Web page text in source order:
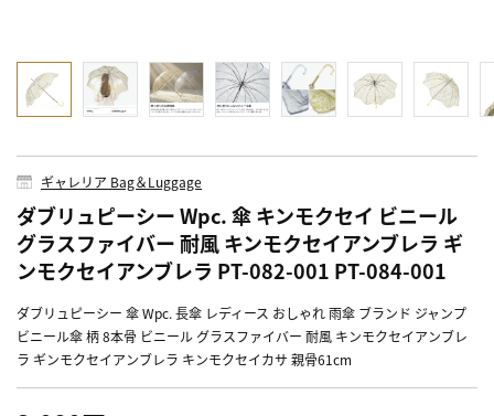
ギャレリア Bag＆Luggage
ダブリュピーシー Wpc. 傘 キンモクセイ ビニール
グラスファイバー 耐風 キンモクセイアンブレラ ギ
ンモクセイアンブレラ PT-082-001 PT-084-001
ダブリュピーシー 傘 Wpc. 長傘 レディース おしゃれ 雨傘 ブランド ジャンプ
ビニール傘 柄 8本骨 ビニール グラスファイバー 耐風 キンモクセイアンブレ
ラ ギンモクセイアンブレラ キンモクセイカサ 親骨61cm